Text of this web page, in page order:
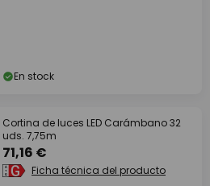
En stock
Cortina de luces LED Carámbano 32
uds. 7,75m
71,16 €
Ficha técnica del producto